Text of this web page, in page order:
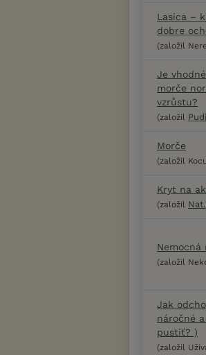
Lasica –
dobre
(založil
Je
morče
vzrůstu?
(založil
Morče
(založil
Kryt na
(založil Nat.
Nemocná
(založil
Jak
náročné
pustiť? )
(založil